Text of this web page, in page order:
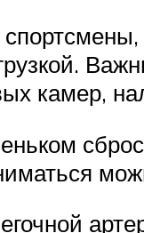
камер,